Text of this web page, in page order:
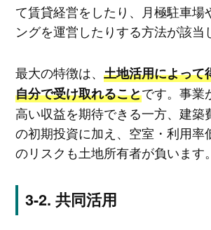
て賃貸経営をしたり、月極駐車場
ングを運営したりする方法が該当
最大の特徴は、 土地活用によって
自分で受け取れることです。事業
高い収益を期待できる一方、建築
の初期投資に加え、空室・利用率
のリスクも土地所有者が負います。
共同活用